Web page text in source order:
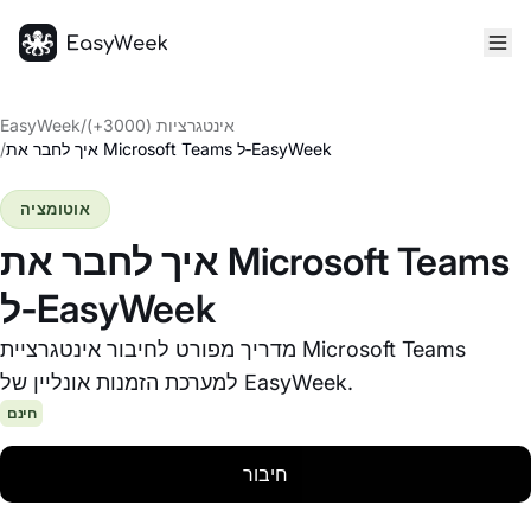
EasyWeek/
אינטגרציות (3000+)
/
איך לחבר את Microsoft Teams ל‑EasyWeek
איך לחבר את Microsoft Teams
ל‑EasyWeek
מדריך מפורט לחיבור אינטגרציית Microsoft Teams
למערכת הזמנות אונליין של EasyWeek.
אוטומציה
חינם
חיבור